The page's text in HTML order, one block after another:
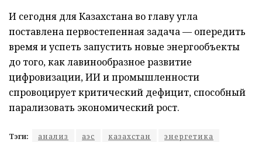
И сегодня для Казахстана во главу угла
поставлена первостепенная задача — опередить
время и успеть запустить новые энергообъекты
до того, как лавинообразное развитие
цифровизации, ИИ и промышленности
спровоцирует критический дефицит, способный
парализовать экономический рост.
Тэги: анализ аэс казахстан энергетика